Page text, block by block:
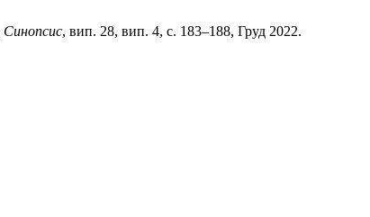
Синопсис, вип. 28, вип. 4, с. 183–188, Груд 2022.